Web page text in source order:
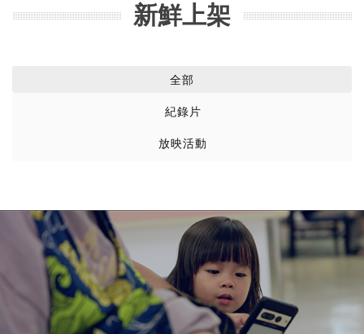
新鮮上架
全部
紀錄片
放映活動